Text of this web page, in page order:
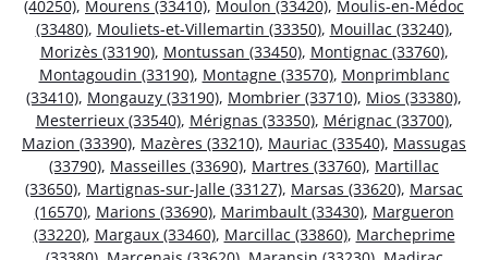
(40250), Mourens (33410), Moulon (33420), Moulis-en-Médoc
(33480), Mouliets-et-Villemartin (33350), Mouillac (33240),
Morizès (33190), Montussan (33450), Montignac (33760),
Montagoudin (33190), Montagne (33570), Monprimblanc
(33410), Mongauzy (33190), Mombrier (33710), Mios (33380),
Mesterrieux (33540), Mérignas (33350), Mérignac (33700),
Mazion (33390), Mazères (33210), Mauriac (33540), Massugas
(33790), Masseilles (33690), Martres (33760), Martillac
(33650), Martignas-sur-Jalle (33127), Marsas (33620), Marsac
(16570), Marions (33690), Marimbault (33430), Margueron
(33220), Margaux (33460), Marcillac (33860), Marcheprime